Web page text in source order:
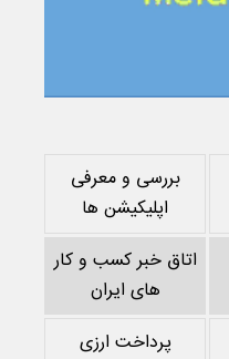
بررسی و معرفی
اپلیکیشن ها
اتاق خبر کسب و کار
های ایران
پرداخت ارزی